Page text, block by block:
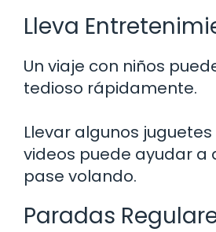
Lleva
Un viaje con niños
tedioso rápidamente.
Llevar algunos
videos puede ayudar a
pase volando.
Paradas